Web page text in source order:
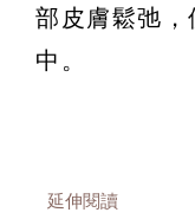
部皮膚鬆弛
中。
延伸閱讀